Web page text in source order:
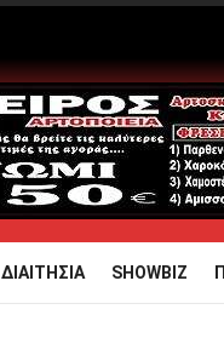
ΔΙΑΙΤΗΣΙΑ SHOWBIZ